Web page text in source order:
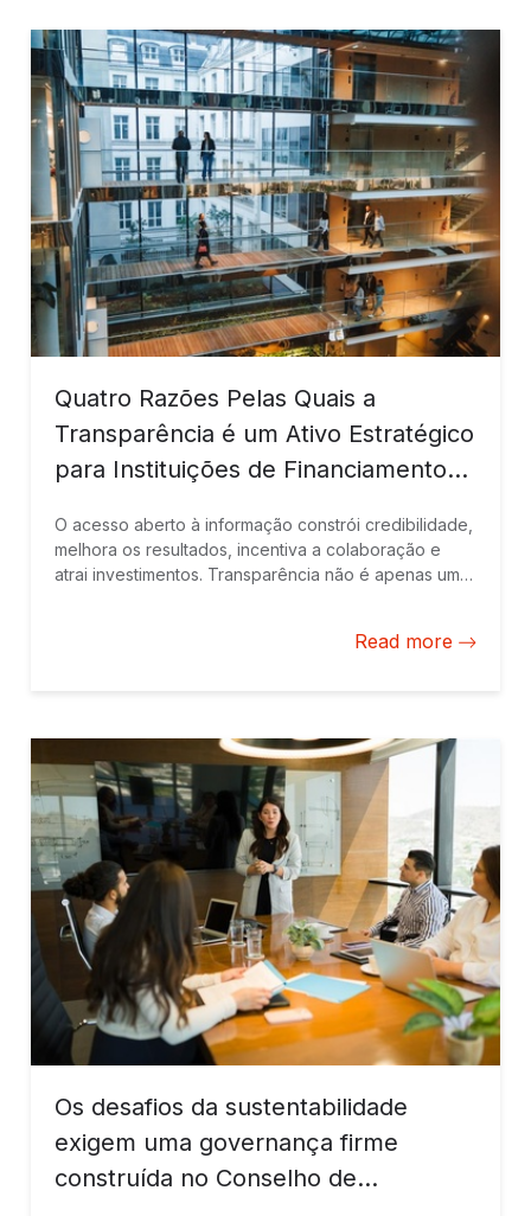
Quatro Razões Pelas Quais a
Transparência é um Ativo Estratégico
para Instituições de Financiamento
O acesso aberto à informação constrói credibilidade,
melhora os resultados, incentiva a colaboração e
atrai investimentos. Transparência não é apenas um
paisagens financeiras e operacionais complexas.
Read more
Os desafios da sustentabilidade
exigem uma governança firme
construída no Conselho de